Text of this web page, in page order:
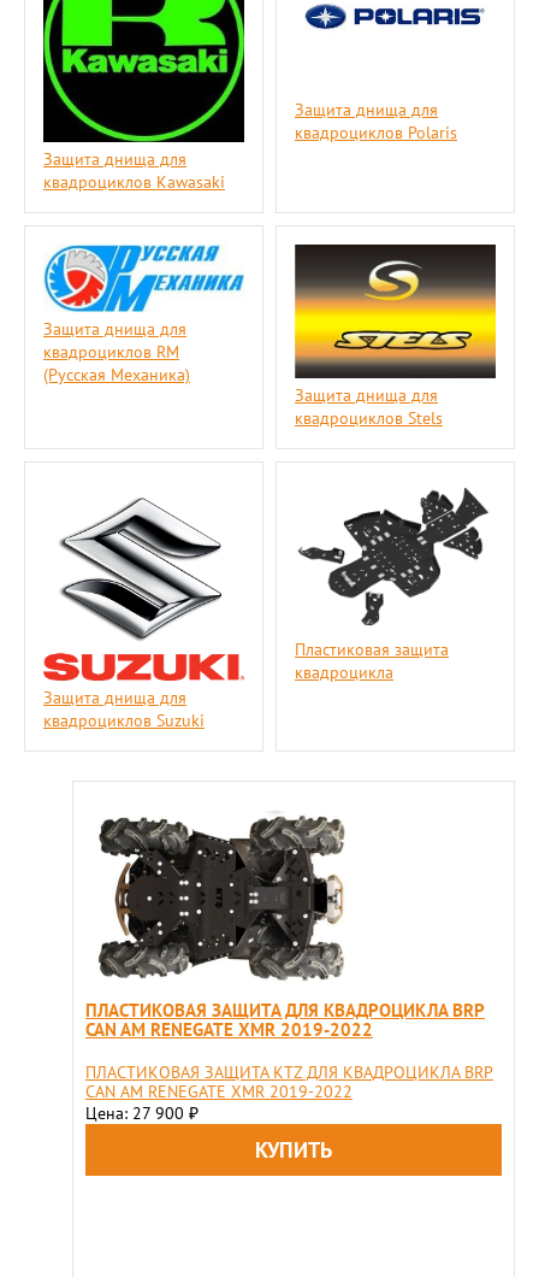
Защита днища для
квадроциклов Kawasaki
Защита днища для
квадроциклов Polaris
Защита днища для
квадроциклов RM
(Русская Механика)
Защита днища для
квадроциклов Stels
Защита днища для
квадроциклов Suzuki
Пластиковая защита
квадроцикла
ПЛАСТИКОВАЯ ЗАЩИТА ДЛЯ КВАДРОЦИКЛА BRP
CAN AM RENEGATE XMR 2019-2022
ПЛАСТИКОВАЯ ЗАЩИТА KTZ ДЛЯ КВАДРОЦИКЛА BRP
CAN AM RENEGATE XMR 2019-2022
Цена: 27 900 ₽